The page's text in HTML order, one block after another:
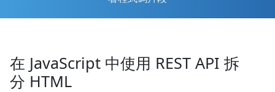
在 JavaScript 中使用 REST API 拆
分 HTML